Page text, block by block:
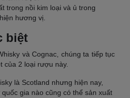
trong nồi kim loại và ủ trong
hương vị.
biệt
và Cognac, chúng ta tiếp tục
của 2 loại rượu này.
là Scotland nhưng hiện nay,
gia nào cũng có thể sản xuất